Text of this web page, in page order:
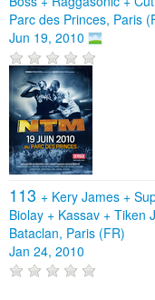
Parc des Princes, Paris
Jun 19, 2010
113 + Kery James +
Biolay + Kassav + Tiken
Bataclan, Paris (FR)
Jan 24, 2010